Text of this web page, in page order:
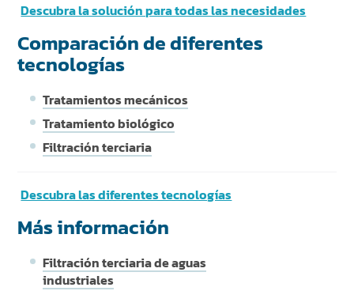
Descubra la solución para todas las necesidades
Comparación de diferentes
tecnologías
Tratamientos mecánicos
Tratamiento biológico
Filtración terciaria
Descubra las diferentes tecnologías
Más información
Filtración terciaria de aguas
industriales